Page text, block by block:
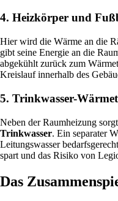
4. Heizkörper und
Hier wird die Wärme an die
gibt seine Energie an die
abgekühlt zurück zum
Kreislauf innerhalb des
5. Trinkwasser-
Neben der Raumheizung
Trinkwasser. Ein separater
Leitungswasser
spart und das Risiko von
Das